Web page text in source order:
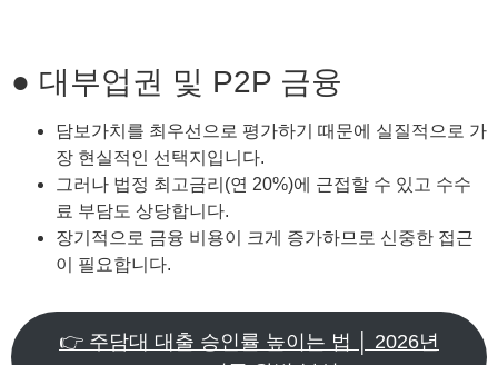
● 대부업권 및 P2P 금융
담보가치를 최우선으로 평가하기 때문에 실질적으로 가
장 현실적인 선택지입니다.
그러나 법정 최고금리(연 20%)에 근접할 수 있고 수수
료 부담도 상당합니다.
장기적으로 금융 비용이 크게 증가하므로 신중한 접근
이 필요합니다.
👉 주담대 대출 승인률 높이는 법 │ 2026년